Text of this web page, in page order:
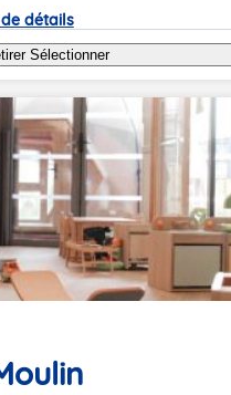
détails
Sélectionner